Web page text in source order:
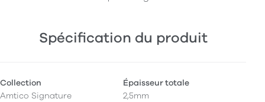
Spécification du produit
Collection
Amtico Signature
Épaisseur totale
2,5mm